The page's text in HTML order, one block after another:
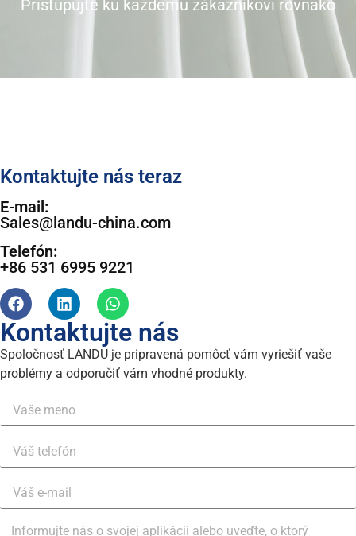
Pristupujte ku každému zákazníkovi rovnako
Kontaktujte nás teraz
E-mail:
Sales@landu-china.com
Telefón:
+86 531 6995 9221
Kontaktujte nás
Spoločnosť LANDU je pripravená pomôcť vám vyriešiť vaše
problémy a odporučiť vám vhodné produkty.